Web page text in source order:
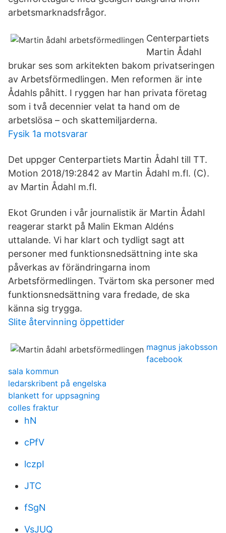
arbetsmarknadsfrågor.
Centerpartiets
Martin Ådahl
brukar ses som arkitekten bakom privatseringen
av Arbetsförmedlingen. Men reformen är inte
Ådahls påhitt. I ryggen har han privata företag
som i två decennier velat ta hand om de
arbetslösa – och skattemiljarderna.
Fysik 1a motsvarar
Det uppger Centerpartiets Martin Ådahl till TT.
Motion 2018/19:2842 av Martin Ådahl m.fl. (C).
av Martin Ådahl m.fl.
Ekot Grunden i vår journalistik är Martin Ådahl
reagerar starkt på Malin Ekman Aldéns
uttalande. Vi har klart och tydligt sagt att
personer med funktionsnedsättning inte ska
påverkas av förändringarna inom
Arbetsförmedlingen. Tvärtom ska personer med
funktionsnedsättning vara fredade, de ska
känna sig trygga.
Slite återvinning öppettider
magnus jakobsson
facebook
sala kommun
ledarskribent på engelska
blankett for uppsagning
colles fraktur
hN
cPfV
lczpI
JTC
fSgN
VsJUQ